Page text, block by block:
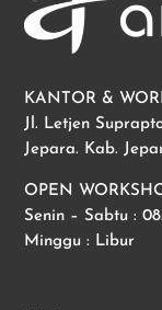
KANTOR &
Jl. Letjen
Jepara. Kab.
OPEN
Senin – Sabtu :
Minggu : Libur